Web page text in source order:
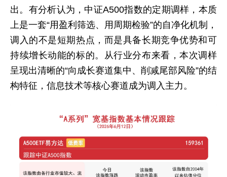
出。有分析认为，中证A500指数的定期调样，本质
上是一套“用盈利筛选、用周期检验”的自净化机制，
调入的不是短期热点，而是具备长期竞争优势和可
持续增长动能的标的。从行业分布来看，本次调样
呈现出清晰的“向成长赛道集中、削减尾部风险”的结
构特征，信息技术等核心赛道成为调入主力。